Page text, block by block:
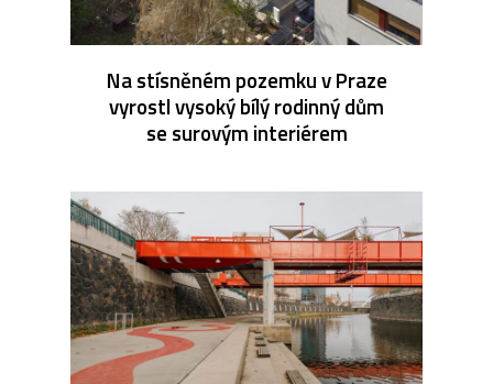
Na stísněném pozemku v Praze
vyrostl vysoký bílý rodinný dům
se surovým interiérem